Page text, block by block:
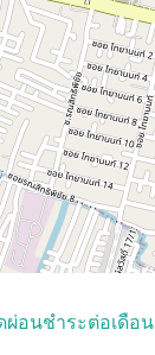
อนชําระต่อเดือน